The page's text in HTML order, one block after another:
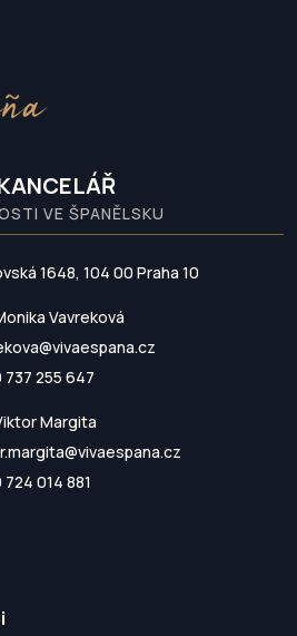
VE ŠPANĚLSKU
1648, 104 00 Praha 10
Vavreková
737 255 647
Margita
724 014 881